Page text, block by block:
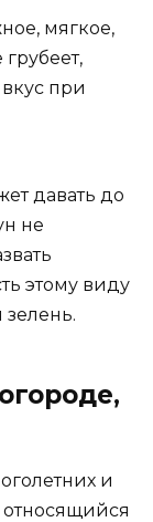
мягкое,
при
давать до
не
этому виду
зелень.
и
относящийся